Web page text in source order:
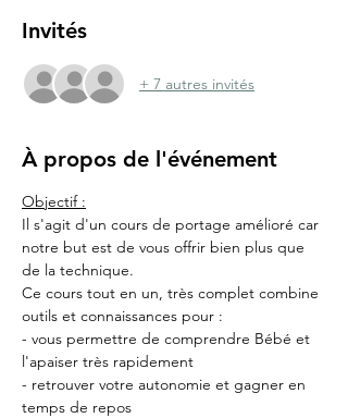
Invités
+ 7 autres invités
À propos de l'événement
Objectif :
Il s'agit d'un cours de portage amélioré car
notre but est de vous offrir bien plus que
de la technique.
Ce cours tout en un, très complet combine
outils et connaissances pour :
- vous permettre de comprendre Bébé et
l'apaiser très rapidement
- retrouver votre autonomie et gagner en
temps de repos